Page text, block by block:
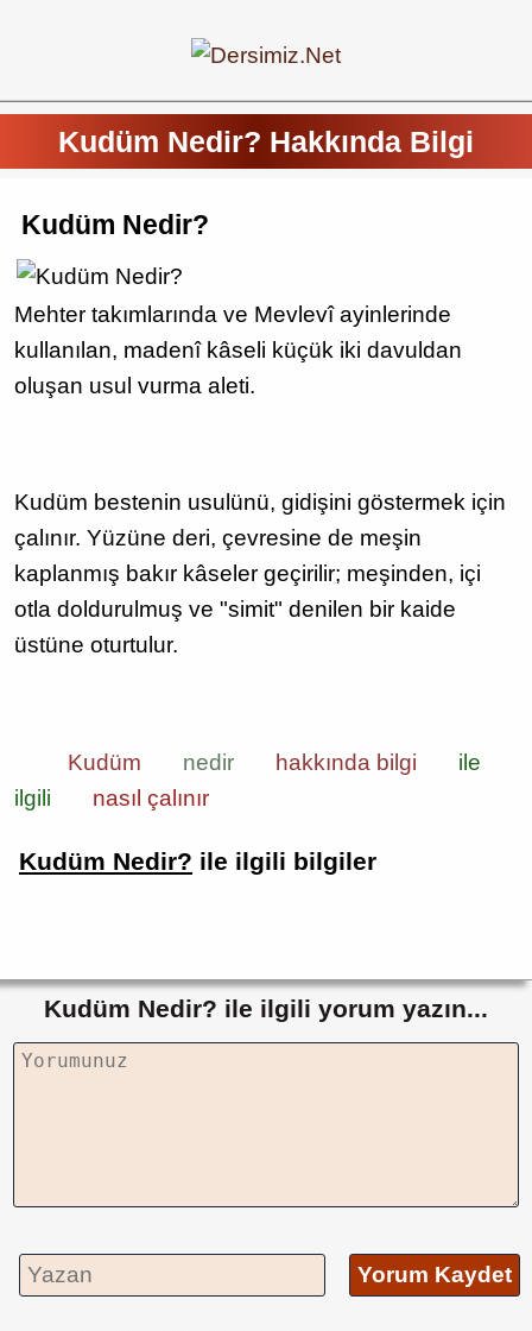
Kudüm Nedir? Hakkında Bilgi
Kudüm Nedir?
Mehter takımlarında ve Mevlevî ayinlerinde
kullanılan, madenî kâseli küçük iki davuldan
oluşan usul vurma aleti.
Kudüm bestenin usulünü, gidişini göstermek için
çalınır. Yüzüne deri, çevresine de meşin
kaplanmış bakır kâseler geçirilir; meşinden, içi
otla doldurulmuş ve "simit" denilen bir kaide
üstüne oturtulur.
Kudüm nedir hakkında bilgi
ile
ilgili
nasıl çalınır
Kudüm Nedir? ile ilgili bilgiler
Kudüm Nedir? ile ilgili yorum yazın...
Yorum Kaydet